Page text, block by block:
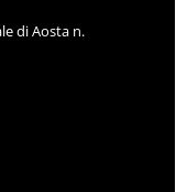
di Aosta n.